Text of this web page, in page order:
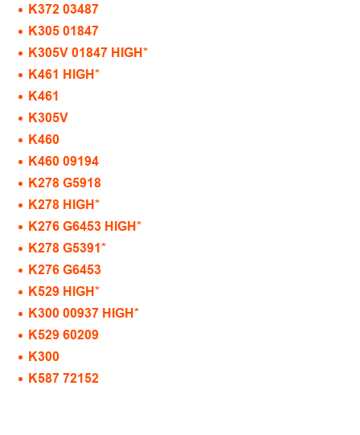
K372 03487
K305 01847
K305V 01847 HIGH*
K461 HIGH*
K461
K305V
K460
K460 09194
K278 G5918
K278 HIGH*
K276 G6453 HIGH*
K278 G5391*
K276 G6453
K529 HIGH*
K300 00937 HIGH*
K529 60209
K300
K587 72152